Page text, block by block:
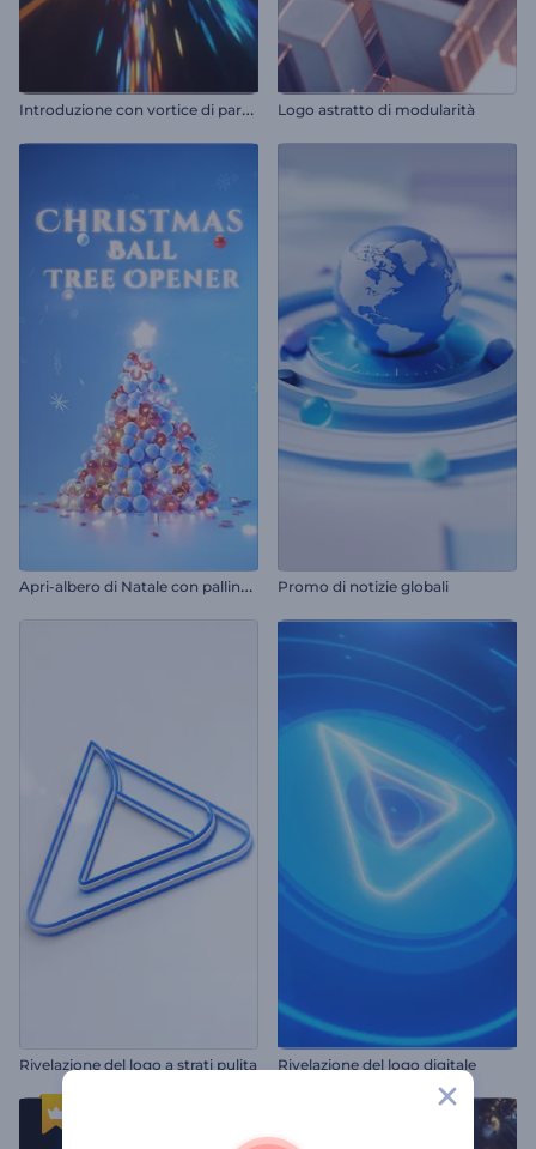
I
ntroduzione con vortice di particelle scintillanti Logo astratto di modularità
A
pri-albero di Natale con palline di Natale Promo di notizie globali
Rivelazione del logo a strati pulita Rivelazione del logo digitale